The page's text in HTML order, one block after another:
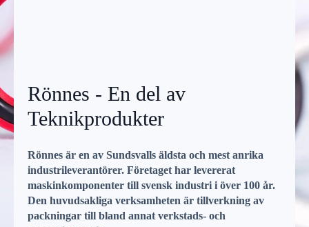
Rönnes - En del av
Teknikprodukter
Rönnes är en av Sundsvalls äldsta och mest anrika
industrileverantörer. Företaget har levererat
maskinkomponenter till svensk industri i över 100 år.
Den huvudsakliga verksamheten är tillverkning av
packningar till bland annat verkstads- och